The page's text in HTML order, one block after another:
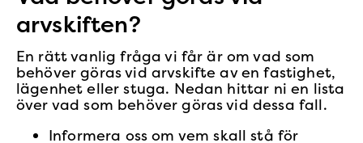
arvskiften?
En rätt vanlig fråga vi får är om vad som
behöver göras vid arvskifte av en fastighet,
lägenhet eller stuga. Nedan hittar ni en lista
över vad som behöver göras vid dessa fall.
Informera oss om vem skall stå för